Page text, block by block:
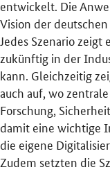
entwickelt. Die
Vision der
Jedes Szenario
zukünftig in der
kann. Gleichzeitig
auch auf, wo
Forschung,
damit eine wichtige
die eigene
Zudem setzten die